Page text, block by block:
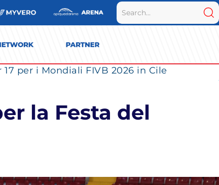
per i Mondiali FIVB 2026 in Cile
la Festa del